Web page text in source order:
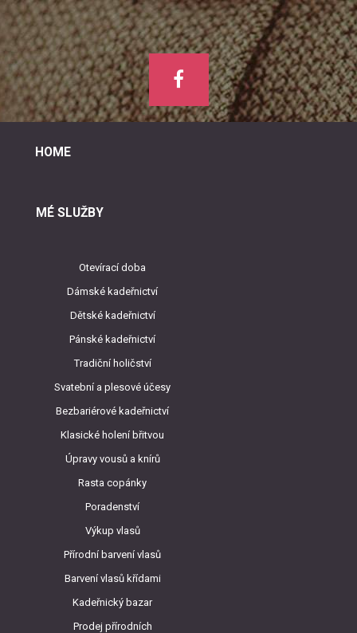
HOME
MÉ SLUŽBY
Otevírací doba
Dámské kadeřnictví
Dětské kadeřnictví
Pánské kadeřnictví
Tradiční holičství
Svatební a plesové účesy
Bezbariérové kadeřnictví
Klasické holení břitvou
Úpravy vousů a knírů
Rasta copánky
Poradenství
Výkup vlasů
Přírodní barvení vlasů
Barvení vlasů křídami
Kadeřnický bazar
Prodej přírodních